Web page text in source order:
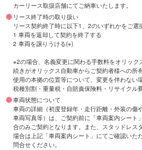
カーリース取扱店舗にてご納車いたします。
リース終了時の取り扱い
リース契約終了時に以下1、2のいずれかをご選
1 車両を返却して契約を終了する
2 車両を譲りうける(※)
※2の場合、名義変更に関わる手数料をオリッ
続きがオリックス自動車からご契約者様への所
使用の本拠の位置等について、変更を伴わない
税種別割・重量税・自賠責保険料・リサイクル
車両状態について
車両の詳細（初度登録年・走行距離・外装の傷
車両写真等）は、ご契約前に「車両案内シート
合のみご契約となります。また、スタッドレス
場合は上記「車両案内シート」にてご確認いた
問合せください。